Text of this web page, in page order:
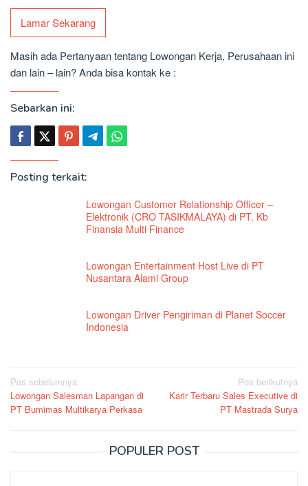
Lamar Sekarang
Masih ada Pertanyaan tentang Lowongan Kerja, Perusahaan ini
dan lain – lain? Anda bisa kontak ke :
Sebarkan ini:
Posting terkait:
Lowongan Customer Relationship Officer –
Elektronik (CRO TASIKMALAYA) di PT. Kb
Finansia Multi Finance
Lowongan Entertainment Host Live di PT
Nusantara Alami Group
Lowongan Driver Pengiriman di Planet Soccer
Indonesia
Navigasi
pos
Pos sebelumnya
Lowongan Salesman Lapangan di
PT Bumimas Multikarya Perkasa
Pos berikutnya
Karir Terbaru Sales Executive di
PT Mastrada Surya
POPULER POST